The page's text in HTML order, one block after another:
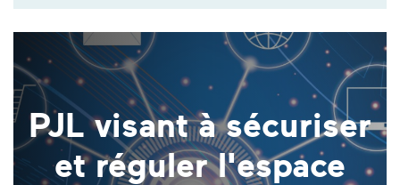
PJL visant à sécuriser
et réguler l'espace